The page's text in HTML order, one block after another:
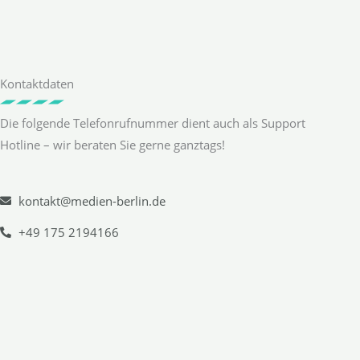
Kontaktdaten
Die folgende Telefonrufnummer dient auch als Support
Hotline – wir beraten Sie gerne ganztags!
kontakt@medien-berlin.de
+49 175 2194166